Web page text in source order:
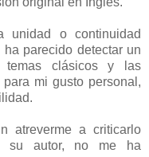
unidad o continuidad
parecido detectar un
clásicos y las
mi gusto personal,
atreverme a criticarlo
su autor, no me ha